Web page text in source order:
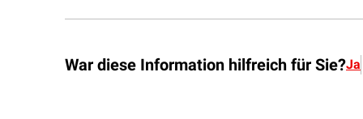
War diese Information hilfreich für Sie?Ja